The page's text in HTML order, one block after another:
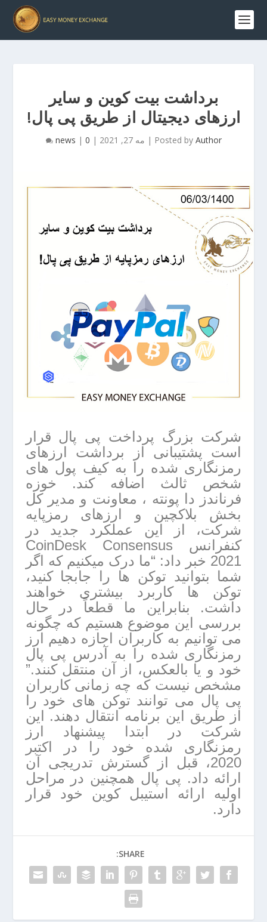
برداشت بیت کوین و سایر
ارزهای دیجیتال از طریق پی پال!
Posted by Author
| مه 27, 2021 |
news | 0
شرکت بزرگ پرداخت پی پال قرار
است پشتیبانی از برداشت ارزهای
رمزنگاری شده را به کیف پول های
شخص ثالث اضافه کند. خوزه
فرناندز دا پونته ، معاونت و مدیر کل
بخش بلاکچین و ارزهای رمزپایه
شرکت، از این عملکرد جدید در
کنفرانس CoinDesk Consensus
2021 خبر داد: “ما درک میکنیم که اگر
شما بتوانید توکن ها را جابجا کنید،
توکن ها کاربرد بیشتری خواهند
داشت. بنابراین ما قطعاً در حال
بررسی این موضوع هستیم که چگونه
می توانیم به کاربران اجازه دهیم ارز
رمزنگاری شده را به آدرس پی پال
خود و یا بالعکس، از آن منتقل کنند.”
مشخص نیست که چه زمانی کاربران
پی پال می توانند توکن های خود را
از طریق این برنامه انتقال دهند. این
شرکت در ابتدا پیشنهاد ارز
رمزنگاری شده خود را در اکتبر
2020، قبل از گسترش تدریجی آن
ارائه داد. پی پال همچنین در مراحل
اولیه ارائه استیبل کوین خود قرار
دارد.
SHARE: